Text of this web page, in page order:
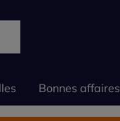
Bonnes affaires